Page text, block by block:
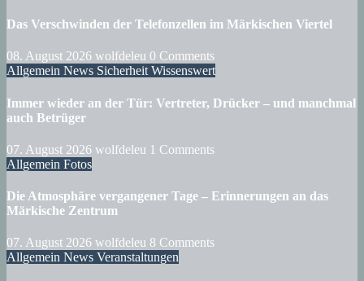
Das Verschwinden der Telefonzellen im Märkischen Viertel
08. August 2026 wolfdeleu 0 Comments
Allgemein News Sicherheit Wissenswert
Immer wieder an der Tür: Vertreter, Drücker – und manchmal
auch Betrüger
07. August 2026 wolfdeleu 1 Comments
Allgemein Fotos
Die Atmosphäre vergangener Tage – Erinnerungen an das
Märkische Zentrum
07. August 2026 wolfdeleu 8 Comments
Allgemein News Veranstaltungen